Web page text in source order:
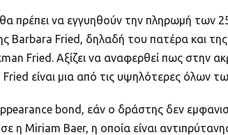
πρέπει να εγγυηθούν την πληρωμή των
Barbara Fried, δηλαδή του πατέρα και
Fried. Αξίζει να αναφερθεί πως στην
είναι μια από τις υψηλότερες όλων
bond, εάν ο δράστης δεν
Miriam Baer, ​​η οποία είναι